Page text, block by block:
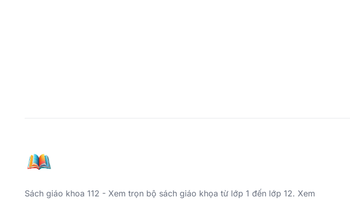
Sách giáo khoa 112 - Xem trọn bộ sách giáo khọa từ lớp 1 đến lớp 12. Xem